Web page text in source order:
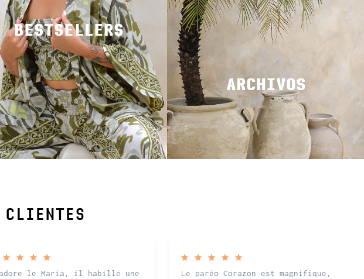
BESTSELLERS
ARCHIVOS
CLIENTES
le Maria, il habille une
Le paréo Corazon est magnifique,